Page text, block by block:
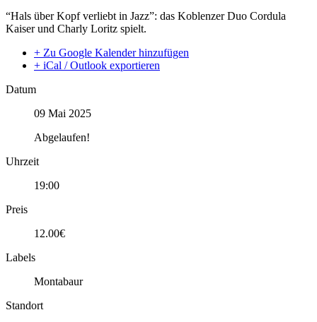
“Hals über Kopf verliebt in Jazz”: das Koblenzer Duo Cordula
Kaiser und Charly Loritz spielt.
+ Zu Google Kalender hinzufügen
+ iCal / Outlook exportieren
Datum
09 Mai 2025
Abgelaufen!
Uhrzeit
19:00
Preis
12.00€
Labels
Montabaur
Standort